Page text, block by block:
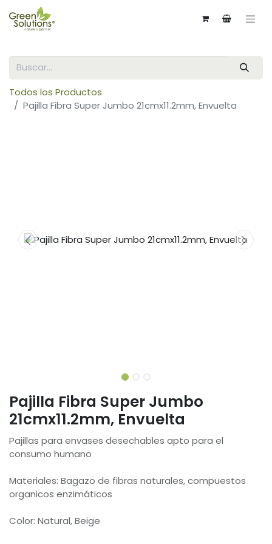
Todos los Productos
Pajilla Fibra Super Jumbo 21cmx11.2mm, Envuelta
Pajilla Fibra Super Jumbo
21cmx11.2mm, Envuelta
Pajillas para envases desechables apto para el
consumo humano
Materiales: Bagazo de fibras naturales, compuestos
organicos enzimáticos
Color: Natural, Beige